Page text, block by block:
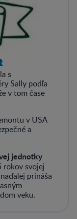
s
Sally podľa
v tom čase
v USA
a
jednotky
rokov svojej
prináša
veku.